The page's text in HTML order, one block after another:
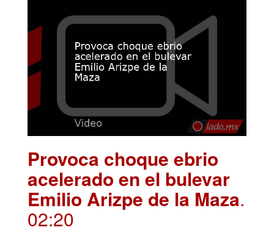
Provoca choque ebrio
acelerado en el bulevar
Emilio Arizpe de la Maza.
02:20